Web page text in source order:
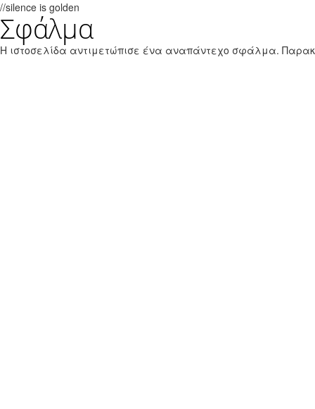
//silence is golden
Παράκαμψη προς το κυρίως περιεχόμενο
Εθνικό Θαλάσσιο Πάρκο Ζακύνθου
Σφάλμα
Η ιστοσελίδα αντιμετώπισε ένα αναπάντεχο σφάλμα.